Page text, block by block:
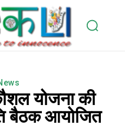
योजना की
बैठक आयोजित